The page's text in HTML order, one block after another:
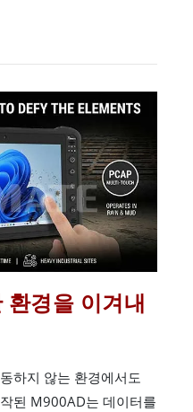
경을 이겨내
하지 않는 환경에서도
된 M900AD는 데이터를